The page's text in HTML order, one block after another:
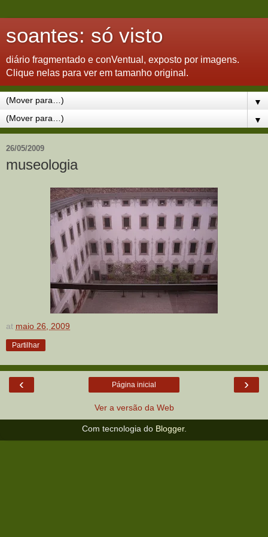
soantes: só visto
diário fragmentado e conVentual, exposto por imagens.
Clique nelas para ver em tamanho original.
▼
▼
26/05/2009
museologia
at maio 26, 2009
Partilhar
‹ ›
Página inicial
Ver a versão da Web
Com tecnologia do Blogger.